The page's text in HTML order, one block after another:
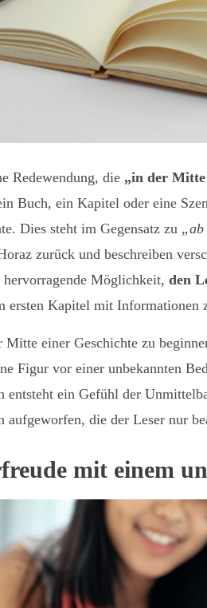
Redewendung, die „in der
Buch, ein Kapitel oder eine
Dies steht im Gegensatz zu „ab
zurück und beschreiben
Möglichkeit, den
ersten Kapitel mit Informationen
einer Geschichte zu
Figur vor einer unbekannten
entsteht ein Gefühl der
aufgeworfen, die der Leser nur
mit einem